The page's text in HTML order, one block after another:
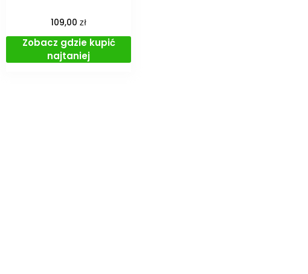
109,00zł
Zobacz gdzie kupić
najtaniej